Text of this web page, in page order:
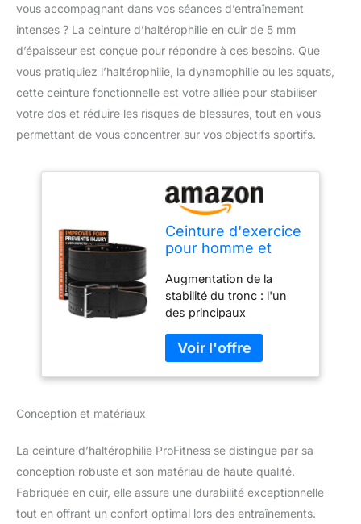
vous accompagnant dans vos séances d’entraînement
intenses ? La ceinture d’haltérophilie en cuir de 5 mm
d’épaisseur est conçue pour répondre à ces besoins. Que
vous pratiquiez l’haltérophilie, la dynamophilie ou les squats,
cette ceinture fonctionnelle est votre alliée pour stabiliser
votre dos et réduire les risques de blessures, tout en vous
permettant de vous concentrer sur vos objectifs sportifs.
Ceinture d'exercice
pour homme et
pour haltérophilie,
soulevé de terre,
fentes (noir/noir,
taille M)
Augmentation de la
stabilité du tronc : l'un
des principaux
d'haltérophilie est
l'augmentation de la
stabilité du tronc. Il aide à
vertébrale. Avec la
ceinture de poids, vous
pouvez vous attendre à
un haut niveau de
soutien et de stabilité
Conception et matériaux
La ceinture d’haltérophilie ProFitness se distingue par sa
conception robuste et son matériau de haute qualité.
Fabriquée en cuir, elle assure une durabilité exceptionnelle
tout en offrant un confort optimal lors des entraînements.